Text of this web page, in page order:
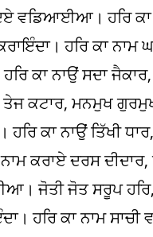
ਵਡਿਆਈਆ। ਹਰਿ ਕਾ
ਹਰਿ ਕਾ ਨਾਮ
ਕਾ ਨਾਉਂ ਸਦਾ
ਤੇਜ ਕਟਾਰ, ਮਨਮੁਖ
ਕਾ ਨਾਉਂ ਤਿੱਖੀ ਧਾਰ,
ਕਰਾਏ ਦਰਸ ਦੀਦਾਰ,
ਜੋਤੀ ਜੋਤ ਸਰੂਪ
ਹਰਿ ਕਾ ਨਾਮ ਸਾਚੀ